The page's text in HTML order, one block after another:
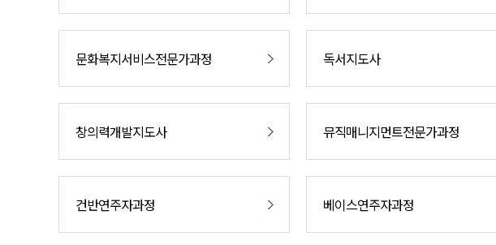
문화복지서비스전문가과정 독서지도사
창의력개발지도사 뮤직매니지먼트전문가과정
건반연주자과정 베이스연주자과정